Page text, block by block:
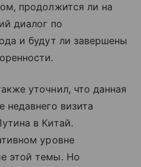
продолжится ли на
диалог по
и будут ли завершены
уточнил, что данная
недавнего визита
в Китай.
уровне
этой темы. Но